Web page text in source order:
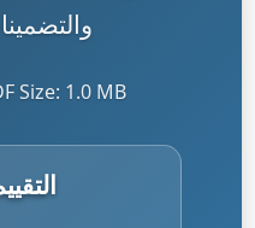
Size: 1.0 MB